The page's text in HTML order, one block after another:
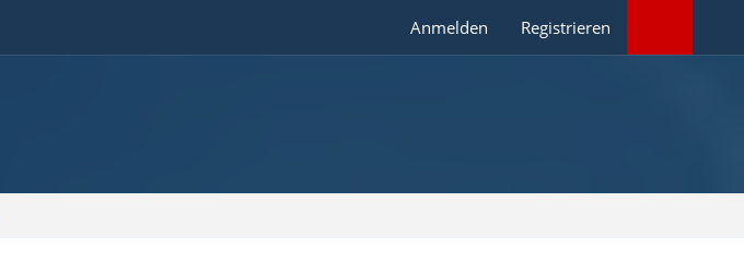
Anmelden Registrieren